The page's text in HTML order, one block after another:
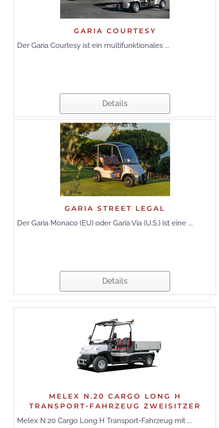
GARIA COURTESY
Der Garia Courtesy ist ein multifunktionales ...
Details
GARIA STREET LEGAL
Der Garia Monaco (EU) oder Garia Via (U.S.) ist eine ...
Details
MELEX N.20 CARGO LONG H
TRANSPORT-FAHRZEUG ZWEISITZER
Melex N.20 Cargo Long H Transport-Fahrzeug mit ...